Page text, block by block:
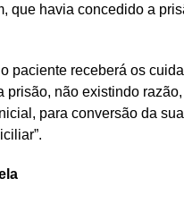
que havia concedido a
paciente receberá os
prisão, não existindo
para conversão da